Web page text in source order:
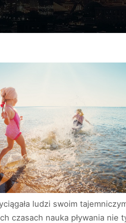
ludzi swoim
czasach nauka pływania